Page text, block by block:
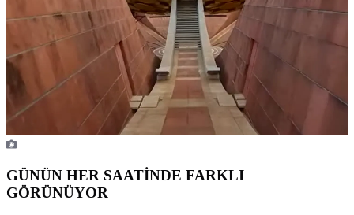
GÜNÜN HER SAATİNDE FARKLI
GÖRÜNÜYOR